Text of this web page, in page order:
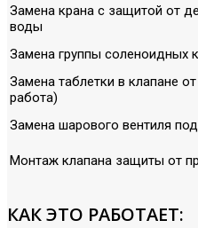
Замена крана с защитой от
воды
Замена группы соленоидных
Замена таблетки в клапане
работа)
Замена шарового вентиля
Монтаж клапана защиты от
КАК ЭТО РАБОТАЕТ: